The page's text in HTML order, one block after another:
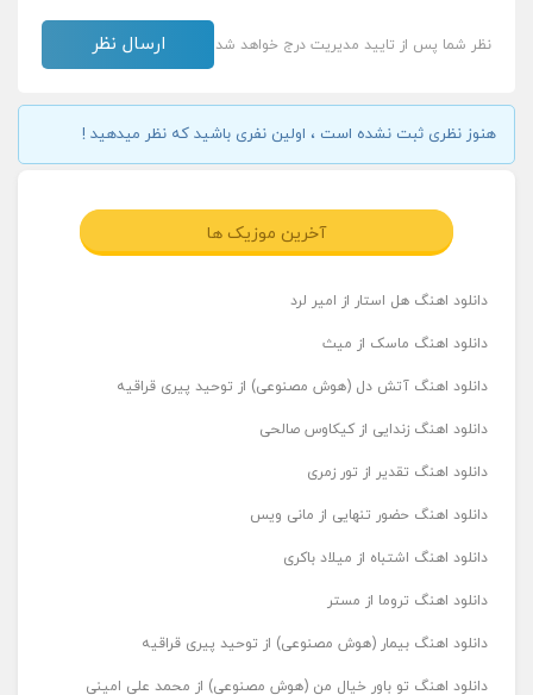
نظر شما پس از تایید مدیریت درج خواهد شد
هنوز نظری ثبت نشده است ، اولین نفری باشید که نظر میدهید !
آخرین موزیک ها
دانلود اهنگ هل استار از امیر لرد
دانلود اهنگ ماسک از میث
دانلود اهنگ آتش دل (هوش مصنوعی) از توحید پیری قراقیه
دانلود اهنگ زندایی از کیکاوس صالحی
دانلود اهنگ تقدیر از تور زمری
دانلود اهنگ حضور تنهایی از مانی ویس
دانلود اهنگ اشتباه از میلاد باکری
دانلود اهنگ تروما از مستر
دانلود اهنگ بیمار (هوش مصنوعی) از توحید پیری قراقیه
دانلود اهنگ تو باور خیال من (هوش مصنوعی) از محمد علی امینی